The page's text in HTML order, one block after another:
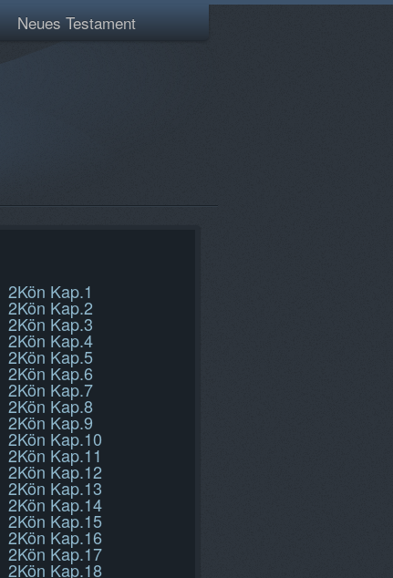
Neues Testament
2Kön Kap.1
2Kön Kap.2
2Kön Kap.3
2Kön Kap.4
2Kön Kap.5
2Kön Kap.6
2Kön Kap.7
2Kön Kap.8
2Kön Kap.9
2Kön Kap.10
2Kön Kap.11
2Kön Kap.12
2Kön Kap.13
2Kön Kap.14
2Kön Kap.15
2Kön Kap.16
2Kön Kap.17
2Kön Kap.18